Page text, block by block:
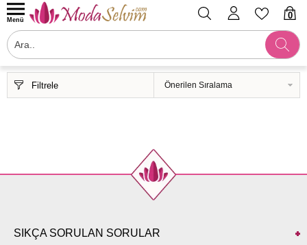
0
Menü
Filtrele
SIKÇA SORULAN SORULAR